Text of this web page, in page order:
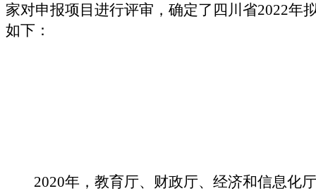
家对申报项目进行评审，确定了四川省2022年
如下：
2020年，教育厅、财政厅、经济和信息化厅